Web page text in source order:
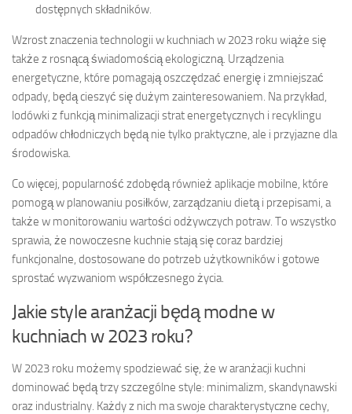
dostępnych składników.
Wzrost znaczenia technologii w kuchniach w 2023 roku wiąże się
także z rosnącą świadomością ekologiczną. Urządzenia
energetyczne, które pomagają oszczędzać energię i zmniejszać
odpady, będą cieszyć się dużym zainteresowaniem. Na przykład,
lodówki z funkcją minimalizacji strat energetycznych i recyklingu
odpadów chłodniczych będą nie tylko praktyczne, ale i przyjazne dla
środowiska.
Co więcej, popularność zdobędą również aplikacje mobilne, które
pomogą w planowaniu posiłków, zarządzaniu dietą i przepisami, a
także w monitorowaniu wartości odżywczych potraw. To wszystko
sprawia, że nowoczesne kuchnie stają się coraz bardziej
funkcjonalne, dostosowane do potrzeb użytkowników i gotowe
sprostać wyzwaniom współczesnego życia.
Jakie style aranżacji będą modne w
kuchniach w 2023 roku?
W 2023 roku możemy spodziewać się, że w aranżacji kuchni
dominować będą trzy szczególne style: minimalizm, skandynawski
oraz industrialny. Każdy z nich ma swoje charakterystyczne cechy,